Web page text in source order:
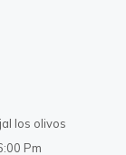
los olivos
Pm